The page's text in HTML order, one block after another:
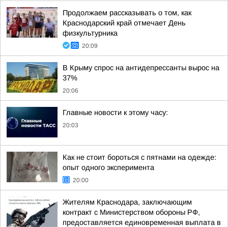
Продолжаем рассказывать о том, как
Краснодарский край отмечает День
физкультурника
20:09
В Крыму спрос на антидепрессанты вырос на
37%
20:06
Главные новости к этому часу:
20:03
Как не стоит бороться с пятнами на одежде:
опыт одного эксперимента
20:00
Жителям Краснодара, заключающим
контракт с Министерством обороны РФ,
предоставляется единовременная выплата в